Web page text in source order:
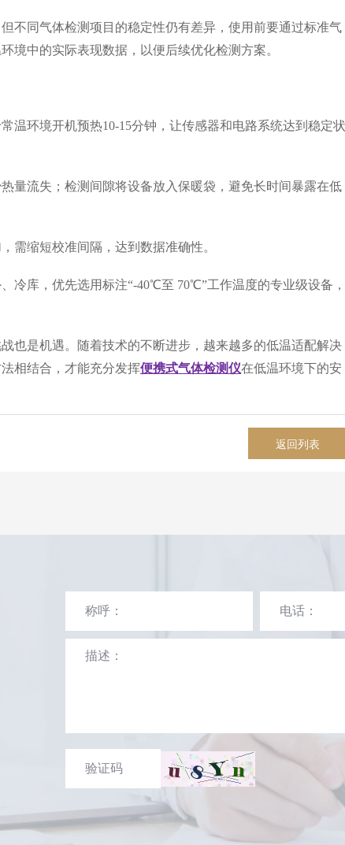
同气体检测项目的稳定性仍有差异，使用前要通过标准气
境中的实际表现数据，以便后续优化检测方案。
温环境开机预热10-15分钟，让传感器和电路系统达到稳定状
量流失；检测间隙将设备放入保暖袋，避免长时间暴露在低
需缩短校准间隔，达到数据准确性。
冷库，优先选用标注“-40℃至 70℃”工作温度的专业级设备，
是机遇。随着技术的不断进步，越来越多的低温适配解决
相结合，才能充分发挥便携式气体检测仪在低温环境下的安
返回列表